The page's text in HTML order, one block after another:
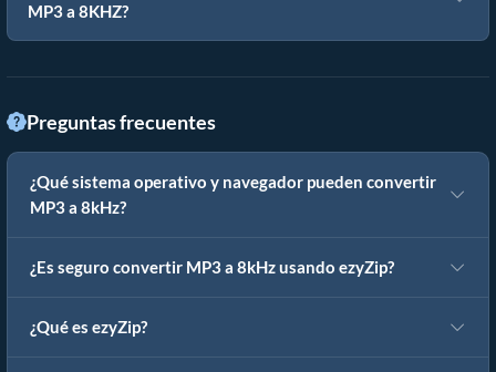
MP3 a 8KHZ?
Preguntas frecuentes
¿Qué sistema operativo y navegador pueden convertir
MP3 a 8kHz?
¿Es seguro convertir MP3 a 8kHz usando ezyZip?
¿Qué es ezyZip?